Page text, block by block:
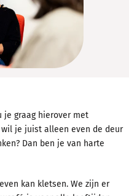
je graag hierover met
je juist alleen even de deur
Dan ben je van harte
kan kletsen. We zijn er